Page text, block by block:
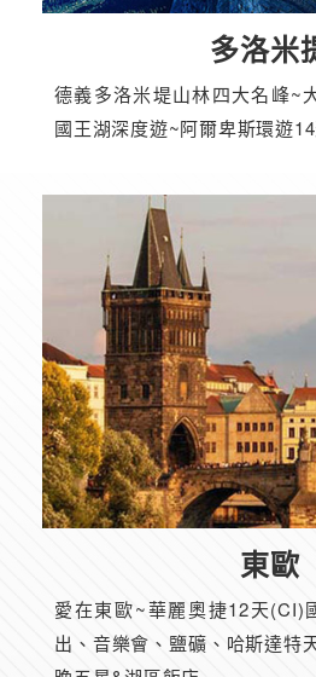
多洛米
德義多洛米堤山林四大名峰~
國王湖深度遊~阿爾卑斯環遊
東歐
愛在東歐~華麗奧捷12天(CI)
出、音樂會、鹽礦、哈斯達特